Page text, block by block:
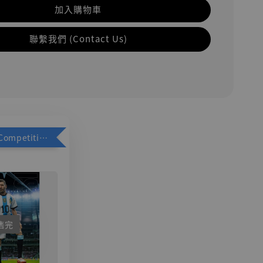
加入購物車
聯繫我們 (Contact Us)
加購優惠【Competitive Toys 梅西 [CM001]】
完